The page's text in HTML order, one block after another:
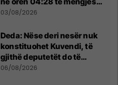
- dhe bota digjitale serbe
03/08/2026
Deda: Nëse deri nesër nuk
konstituohet Kuvendi, të
gjithë deputetët do të
bëjnë shkelje të rëndë
06/08/2026